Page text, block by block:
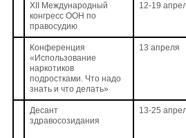
XII Международный
конгресс ООН по
правосудию
12-19
Конференция
«Использование
наркотиков
подростками. Что надо
знать и что делать»
13 апреля
Десант
здравосозидания
13-25